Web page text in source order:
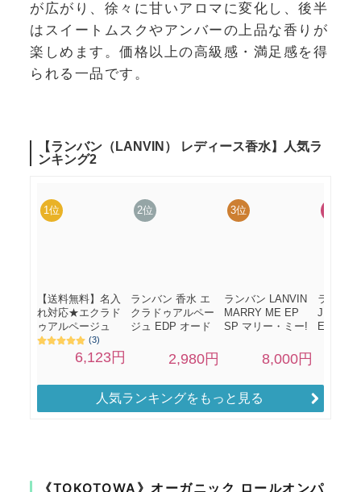
が広がり、徐々に甘いアロマに変化し、後半
はスイートムスクやアンバーの上品な香りが
楽しめます。価格以上の高級感・満足感を得
られる一品です。
人気ランキングをもっと見る
《TOKOTOWA》オーガニック ロールオンパ